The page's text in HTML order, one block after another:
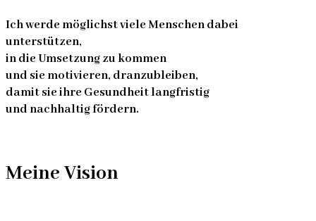
Ich werde möglichst viele Menschen dabei
unterstützen,
in die Umsetzung zu kommen
und sie motivieren, dranzubleiben,
damit sie ihre Gesundheit langfristig
und nachhaltig fördern.
Meine Vision